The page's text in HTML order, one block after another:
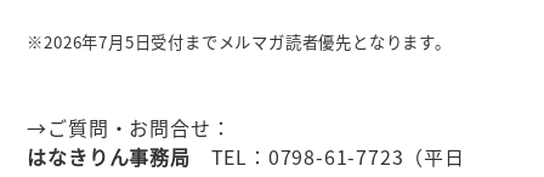
※2026年7月5日受付までメルマガ読者優先となります。
→ご質問・お問合せ：
はなきりん事務局 TEL：0798-61-7723（平日